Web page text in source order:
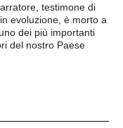
testimone di
evoluzione, è morto a
dei più importanti
del nostro Paese